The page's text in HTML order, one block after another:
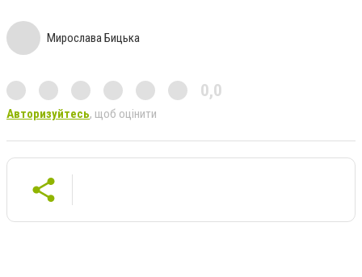
Мирослава Бицька
0,0
Авторизуйтесь, щоб оцінити